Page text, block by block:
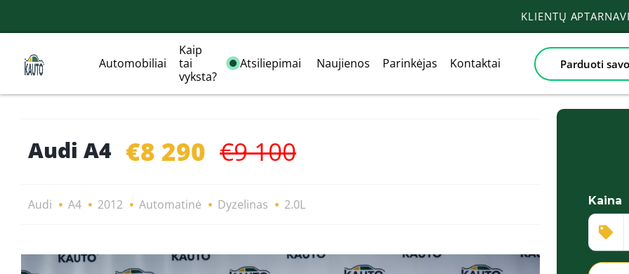
KLIENTŲ
Automobiliai
Kaip
tai
vyksta?
Atsiliepimai Naujienos Parinkėjas Kontaktai Parduoti
Audi A4 €8 290 €9 100
Audi A4 2012 Automatinė Dyzelinas 2.0L Kaina